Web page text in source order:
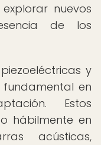
nuevos
de los
y
en
Estos
hábilmente en
acústicas,